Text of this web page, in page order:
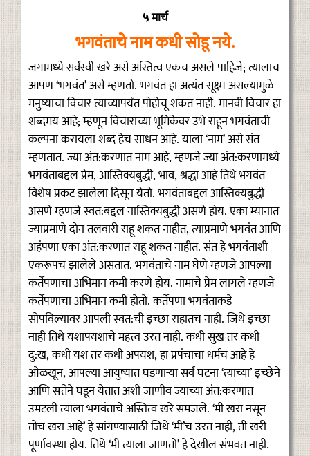
५ मार्च
भगवंताचे नाम कधी सोडू नये.
जगामध्ये सर्वस्वी खरे असे अस्तित्व एकच असले पाहिजे; त्यालाच
आपण ‘भगवंत’ असे म्हणतो. भगवंत हा अत्यंत सूक्ष्म असल्यामुळे
मनुष्याचा विचार त्याच्यापर्यंत पोहोचू शकत नाही. मानवी विचार हा
शब्दमय आहे; म्हणून विचाराच्या भूमिकेवर उभे राहून भगवंताची
कल्पना करायला शब्द हेच साधन आहे. याला ‘नाम’ असे संत
म्हणतात. ज्या अंत:करणात नाम आहे, म्हणजे ज्या अंत:करणामध्ये
भगवंताबद्दल प्रेम, आस्तिक्यबुद्धी, भाव, श्रद्धा आहे तिथे भगवंत
विशेष प्रकट झालेला दिसून येतो. भगवंताबद्दल आस्तिक्यबुद्धी
असणे म्हणजे स्वत:बद्दल नास्तिक्यबुद्धी असणे होय. एका म्यानात
ज्याप्रमाणे दोन तलवारी राहू शकत नाहीत, त्याप्रमाणे भगवंत आणि
अहंपणा एका अंत:करणात राहू शकत नाहीत. संत हे भगवंताशी
एकरूपच झालेले असतात. भगवंताचे नाम घेणे म्हणजे आपल्या
कर्तेपणाचा अभिमान कमी करणे होय. नामाचे प्रेम लागले म्हणजे
कर्तेपणाचा अभिमान कमी होतो. कर्तेपणा भगवंताकडे
सोपविल्यावर आपली स्वत:ची इच्छा राहातच नाही. जिथे इच्छा
नाही तिथे यशापयशाचे महत्त्व उरत नाही. कधी सुख तर कधी
दु:ख, कधी यश तर कधी अपयश, हा प्रपंचाचा धर्मच आहे हे
ओळखून, आपल्या आयुष्यात घडणाऱ्या सर्व घटना ‘त्याच्या’ इच्छेने
आणि सत्तेने घडून येतात अशी जाणीव ज्याच्या अंत:करणात
उमटली त्याला भगवंताचे अस्तित्व खरे समजले. ‘मी खरा नसून
तोच खरा आहे’ हे सांगण्यासाठी जिथे ‘मी’च उरत नाही, ती खरी
पूर्णावस्था होय. तिथे ‘मी त्याला जाणतो’ हे देखील संभवत नाही.